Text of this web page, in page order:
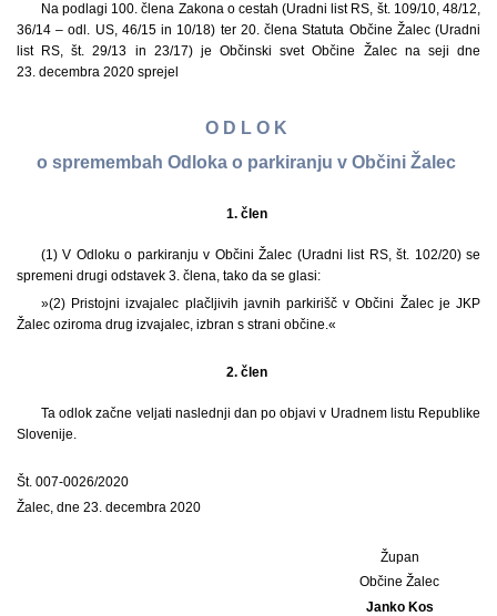
Na podlagi 100. člena Zakona o cestah (Uradni list RS, št. 109/10, 48/12,
36/14 – odl. US, 46/15 in 10/18) ter 20. člena Statuta Občine Žalec (Uradni
list RS, št. 29/13 in 23/17) je Občinski svet Občine Žalec na seji dne
23. decembra 2020 sprejel
O D L O K
o spremembah Odloka o parkiranju v Občini Žalec
1. člen
(1) V Odloku o parkiranju v Občini Žalec (Uradni list RS, št. 102/20) se
spremeni drugi odstavek 3. člena, tako da se glasi:
»(2) Pristojni izvajalec plačljivih javnih parkirišč v Občini Žalec je JKP
Žalec oziroma drug izvajalec, izbran s strani občine.«
2. člen
Ta odlok začne veljati naslednji dan po objavi v Uradnem listu Republike
Slovenije.
Št. 007-0026/2020
Žalec, dne 23. decembra 2020
Župan
Občine Žalec
Janko Kos